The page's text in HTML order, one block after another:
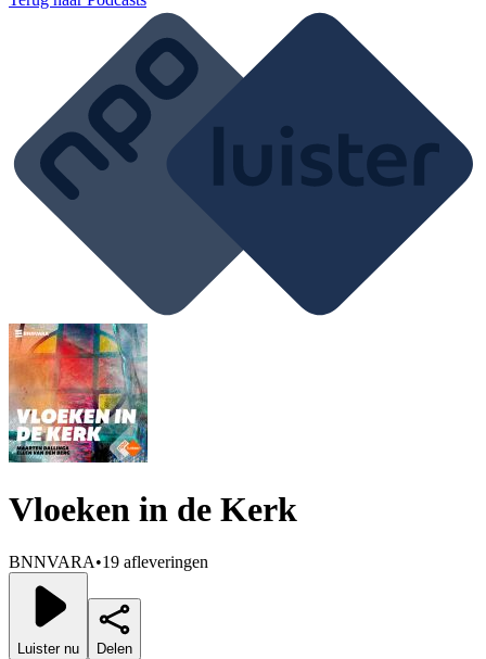
Vloeken in de Kerk
BNNVARA•19 afleveringen
Luister nu Delen